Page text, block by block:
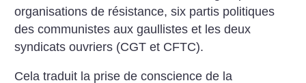
organisations de résistance, six partis politiques
des communistes aux gaullistes et les deux
syndicats ouvriers (CGT et CFTC).
Cela traduit la prise de conscience de la